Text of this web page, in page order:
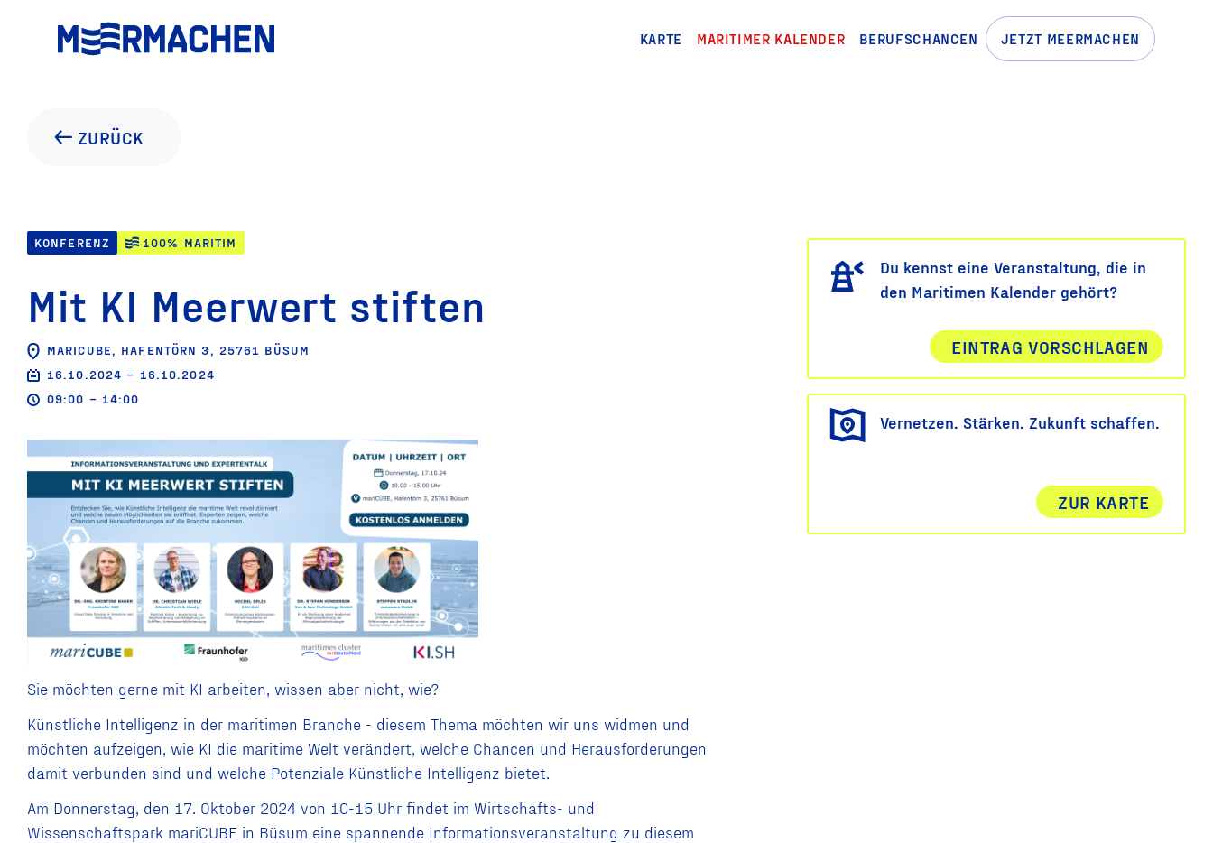
KARTE MARITIMER KALENDER BERUFSCHANCEN JETZT MEERMACHEN
ZURÜCK
KONFERENZ 100% MARITIM
Mit KI Meerwert stiften
MARICUBE, HAFENTÖRN 3, 25761 BÜSUM
16.10.2024 – 16.10.2024
09:00 – 14:00
Sie möchten gerne mit KI arbeiten, wissen aber nicht, wie?
Künstliche Intelligenz in der maritimen Branche - diesem Thema möchten wir uns widmen und
möchten aufzeigen, wie KI die maritime Welt verändert, welche Chancen und Herausforderungen
damit verbunden sind und welche Potenziale Künstliche Intelligenz bietet.
Am Donnerstag, den 17. Oktober 2024 von 10-15 Uhr findet im Wirtschafts- und
Wissenschaftspark mariCUBE in Büsum eine spannende Informationsveranstaltung zu diesem
Du kennst eine Veranstaltung, die in
den Maritimen Kalender gehört?
EINTRAG VORSCHLAGEN
Vernetzen. Stärken. Zukunft schaffen.
ZUR KARTE